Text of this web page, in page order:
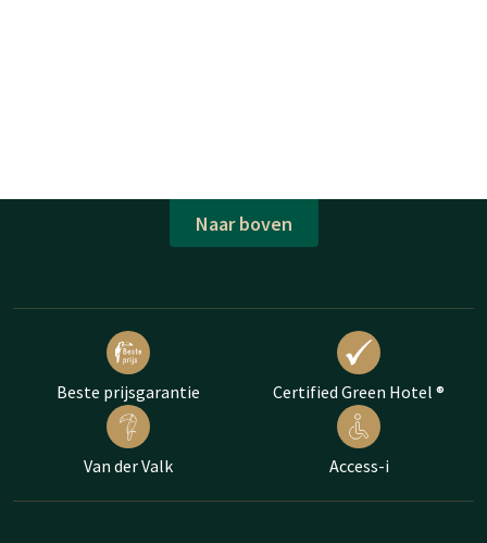
Naar boven
Beste prijsgarantie Certified Green Hotel ®
Van der Valk Access-i